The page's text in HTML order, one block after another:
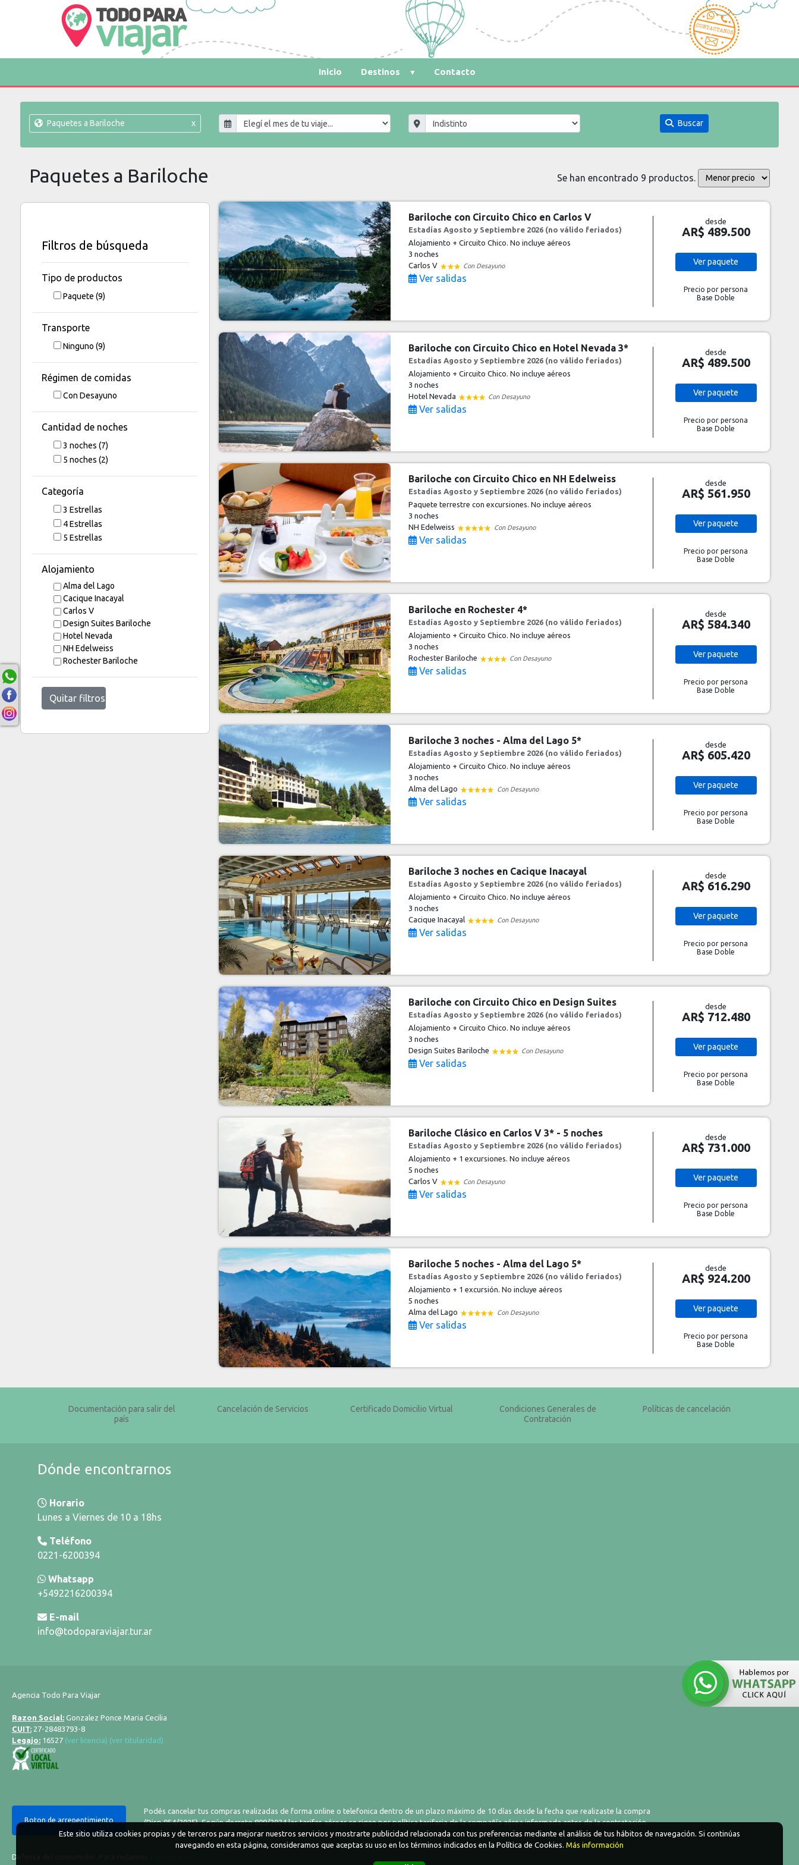
Inicio Destinos Contacto
Paquetes a Bariloche x Buscar
Paquetes a Bariloche Se han encontrado 9 productos.
Filtros de búsqueda
Tipo de productos
Paquete (9)
Transporte
Ninguno (9)
Régimen de comidas
Con Desayuno
Cantidad de noches
3 noches (7)
5 noches (2)
Categoría
3 Estrellas
4 Estrellas
5 Estrellas
Alojamiento
Alma del Lago
Cacique Inacayal
Carlos V
Design Suites Bariloche
Hotel Nevada
NH Edelweiss
Rochester Bariloche
Quitar filtros
Bariloche con Circuito Chico en Carlos V
Estadías Agosto y Septiembre 2026 (no válido feriados)
Alojamiento + Circuito Chico. No incluye aéreos
3 noches
Carlos V
Con Desayuno
Ver salidas
desde
AR$ 489.500
Verpaquete
Precio por persona
Base Doble
Bariloche con Circuito Chico en Hotel Nevada 3*
Estadías Agosto y Septiembre 2026 (no válido feriados)
Alojamiento + Circuito Chico. No incluye aéreos
3 noches
Hotel Nevada
Con Desayuno
Ver salidas
desde
AR$ 489.500
Verpaquete
Precio por persona
Base Doble
Bariloche con Circuito Chico en NH Edelweiss
Estadías Agosto y Septiembre 2026 (no válido feriados)
Paquete terrestre con excursiones. No incluye aéreos
3 noches
NH Edelweiss
Con Desayuno
Ver salidas
desde
AR$ 561.950
Verpaquete
Precio por persona
Base Doble
Bariloche en Rochester 4*
Estadías Agosto y Septiembre 2026 (no válido feriados)
Alojamiento + Circuito Chico. No incluye aéreos
3 noches
Rochester Bariloche
Con Desayuno
Ver salidas
desde
AR$ 584.340
Verpaquete
Precio por persona
Base Doble
Bariloche 3 noches - Alma del Lago 5*
Estadías Agosto y Septiembre 2026 (no válido feriados)
Alojamiento + Circuito Chico. No incluye aéreos
3 noches
Alma del Lago
Con Desayuno
Ver salidas
desde
AR$ 605.420
Verpaquete
Precio por persona
Base Doble
Bariloche 3 noches en Cacique Inacayal
Estadías Agosto y Septiembre 2026 (no válido feriados)
Alojamiento + Circuito Chico. No incluye aéreos
3 noches
Cacique Inacayal
Con Desayuno
Ver salidas
desde
AR$ 616.290
Verpaquete
Precio por persona
Base Doble
Bariloche con Circuito Chico en Design Suites
Estadías Agosto y Septiembre 2026 (no válido feriados)
Alojamiento + Circuito Chico. No incluye aéreos
3 noches
Design Suites Bariloche
Con Desayuno
Ver salidas
desde
AR$ 712.480
Verpaquete
Precio por persona
Base Doble
Bariloche Clásico en Carlos V 3* - 5 noches
Estadías Agosto y Septiembre 2026 (no válido feriados)
Alojamiento + 1 excursiones. No incluye aéreos
5 noches
Carlos V
Con Desayuno
Ver salidas
desde
AR$ 731.000
Verpaquete
Precio por persona
Base Doble
Bariloche 5 noches - Alma del Lago 5*
Estadías Agosto y Septiembre 2026 (no válido feriados)
Alojamiento + 1 excursión. No incluye aéreos
5 noches
Alma del Lago
Con Desayuno
Ver salidas
desde
AR$ 924.200
Verpaquete
Precio por persona
Base Doble
Documentación para salir del
país
Cancelación de Servicios Certificado Domicilio Virtual
Condiciones Generales de
Contratación
Políticas de cancelación
Dónde encontrarnos
Horario
Lunes a Viernes de 10 a 18hs
Teléfono
0221-6200394
Whatsapp
+5492216200394
E-mail
info@todoparaviajar.tur.ar
Agencia Todo Para Viajar
Razon Social: Gonzalez Ponce Maria Cecilia
CUIT: 27-28483793-8
Legajo: 16527 (ver licencia) (ver titularidad)
Boton de arrepentimiento
Podés cancelar tus compras realizadas de forma online o telefonica dentro de un plazo máximo de 10 días desde la fecha que realizaste la compra
(Disp.954/2025). Según decreto 809/2024 las tarifas aéreas se rigen por política tarifaria de la compañía aérea informada antes de la contratación.
Defensa del consumidor. Para reclamos
Este sitio utiliza cookies propias y de terceros para mejorar nuestros servicios y mostrarte publicidad relacionada con tus preferencias mediante el análisis de tus hábitos de navegación. Si continúas
navegando en esta página, consideramos que aceptas su uso en los términos indicados en la Política de Cookies. Más información